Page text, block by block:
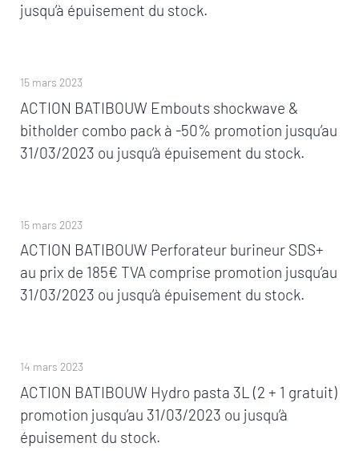
jusqu’à épuisement du stock.
15 mars 2023
ACTION BATIBOUW Embouts shockwave &
bitholder combo pack à -50% promotion jusqu’au
31/03/2023 ou jusqu’à épuisement du stock.
15 mars 2023
ACTION BATIBOUW Perforateur burineur SDS+
au prix de 185€ TVA comprise promotion jusqu’au
31/03/2023 ou jusqu’à épuisement du stock.
14 mars 2023
ACTION BATIBOUW Hydro pasta 3L (2 + 1 gratuit)
promotion jusqu’au 31/03/2023 ou jusqu’à
épuisement du stock.